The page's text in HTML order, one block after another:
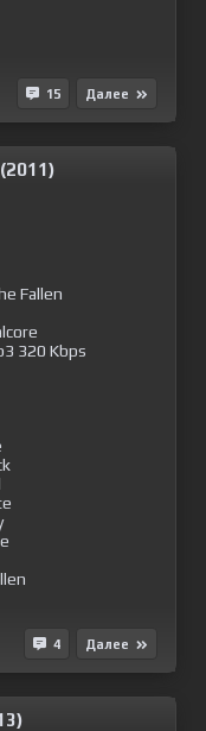
15 Далее
320 Kbps
4 Далее